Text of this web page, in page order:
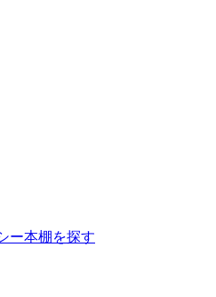
ー本棚を探す